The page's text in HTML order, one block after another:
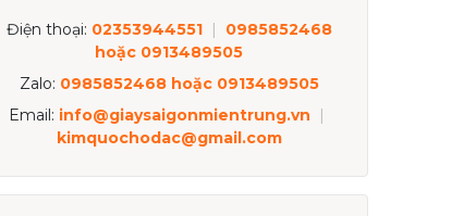
Điện thoại: 02353944551 |
0985852468
hoặc 0913489505
Zalo: 0985852468 hoặc 0913489505
Email: info@giaysaigonmientrung.vn
|
kimquochodac@gmail.com